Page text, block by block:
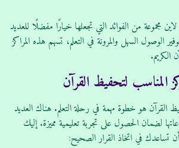
مجموعة من الفوائد التي تجعلها خيارًا مفضلًا للعديد
السهل والمرونة في التعلم، تسهم هذه المراكز
الكريم.
المناسب لتحفيظ القرآن
القرآن هو خطوة مهمة في رحلة التعلم. هناك العديد
لضمان الحصول على تجربة تعليمية مميزة. إليك
تساعدك في اتخاذ القرار الصحيح: